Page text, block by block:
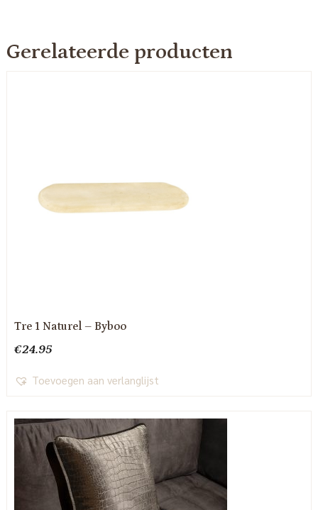
Gerelateerde producten
Tre 1 Naturel – Byboo
€24.95
Toevoegen aan verlanglijst